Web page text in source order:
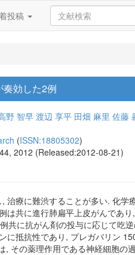
投稿
効した2例
野 智早渡辺 享平 田畑 麻里 佐藤
(ISSN:18805302)
2012 (Released:2012-08-21)
治療に難渋することが多い. 化
は共に進行肺扁平上皮がんであ
共に抗がん剤の投与に応じて吃
に抵抗性であり, プレガバリン
その薬理作用である神経細胞